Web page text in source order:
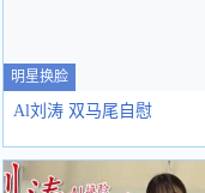
明星换脸
Al刘涛 双马尾自慰